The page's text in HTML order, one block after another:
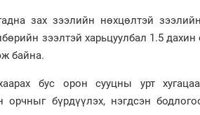
зах зээлийн нөхцөлтэй
зээлтэй харьцуулбал 1.5 дахин
байна.
бус орон сууцны урт
бүрдүүлэх, нэгдсэн